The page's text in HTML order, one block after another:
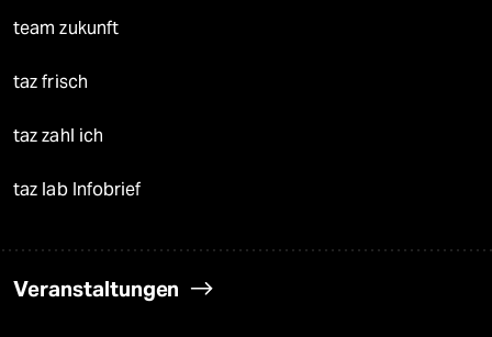
team zukunft
taz frisch
taz zahl ich
taz lab Infobrief
Veranstaltungen